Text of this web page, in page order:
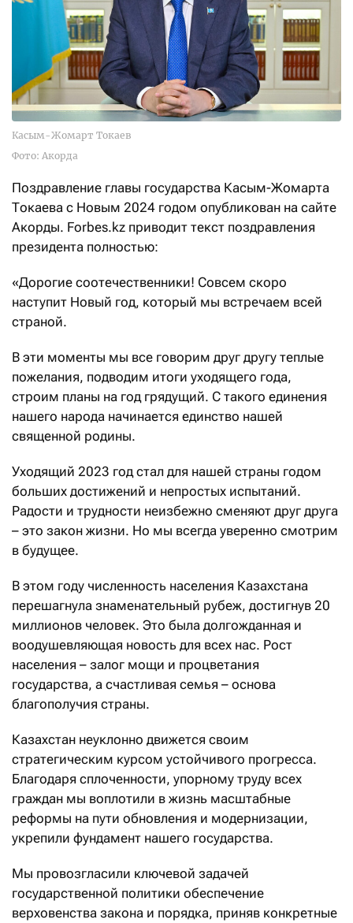
Касым-Жомарт Токаев
Фото: Акорда
Поздравление главы государства Касым-Жомарта
Токаева с Новым 2024 годом опубликован на сайте
Акорды. Forbes.kz приводит текст поздравления
президента полностью:
«Дорогие соотечественники! Совсем скоро
наступит Новый год, который мы встречаем всей
страной.
В эти моменты мы все говорим друг другу теплые
пожелания, подводим итоги уходящего года,
строим планы на год грядущий. С такого единения
нашего народа начинается единство нашей
священной родины.
Уходящий 2023 год стал для нашей страны годом
больших достижений и непростых испытаний.
Радости и трудности неизбежно сменяют друг друга
– это закон жизни. Но мы всегда уверенно смотрим
в будущее.
В этом году численность населения Казахстана
перешагнула знаменательный рубеж, достигнув 20
миллионов человек. Это была долгожданная и
воодушевляющая новость для всех нас. Рост
населения – залог мощи и процветания
государства, а счастливая семья – основа
благополучия страны.
Казахстан неуклонно движется своим
стратегическим курсом устойчивого прогресса.
Благодаря сплоченности, упорному труду всех
граждан мы воплотили в жизнь масштабные
реформы на пути обновления и модернизации,
укрепили фундамент нашего государства.
Мы провозгласили ключевой задачей
государственной политики обеспечение
верховенства закона и порядка, приняв конкретные